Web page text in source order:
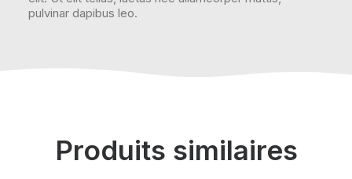
pulvinar dapibus leo.
Produits similaires